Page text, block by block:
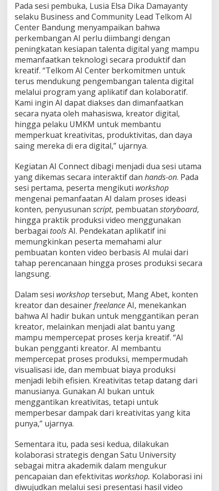
r
e
t
o
r
d
a
n
U
M
K
M
B
a
n
g
n
C
o
n
t
e
n
t
E
n
g
n
Pada sesi pembuka, Lusia Elsa Dika Damayanty
selaku Business and Community Lead Telkom AI
Center Bandung menyampaikan bahwa
perkembangan AI perlu diimbangi dengan
peningkatan kesiapan talenta digital yang mampu
memanfaatkan teknologi secara produktif dan
kreatif. “Telkom AI Center berkomitmen untuk
terus mendukung pengembangan talenta digital
melalui program yang aplikatif dan kolaboratif.
Kami ingin AI dapat diakses dan dimanfaatkan
secara nyata oleh mahasiswa, kreator digital,
hingga pelaku UMKM untuk membantu
memperkuat kreativitas, produktivitas, dan daya
saing mereka di era digital,” ujarnya.
Kegiatan AI Connect dibagi menjadi dua sesi utama
yang dikemas secara interaktif dan hands-on. Pada
sesi pertama, peserta mengikuti workshop
mengenai pemanfaatan AI dalam proses ideasi
konten, penyusunan script, pembuatan storyboard,
hingga praktik produksi video menggunakan
berbagai toolsAI. Pendekatan aplikatif ini
memungkinkan peserta memahami alur
pembuatan konten video berbasis AI mulai dari
tahap perencanaan hingga proses produksi secara
langsung.
Dalam sesi workshoptersebut, Mang Abet, konten
kreator dan desainerfreelanceAI, menekankan
bahwa AI hadir bukan untuk menggantikan peran
kreator, melainkan menjadi alat bantu yang
mampu mempercepat proses kerja kreatif. “AI
bukan pengganti kreator. AI membantu
mempercepat proses produksi, mempermudah
visualisasi ide, dan membuat biaya produksi
menjadi lebih efisien. Kreativitas tetap datang dari
manusianya. Gunakan AI bukan untuk
menggantikan kreativitas, tetapi untuk
memperbesar dampak dari kreativitas yang kita
punya,” ujarnya.
Sementara itu, pada sesi kedua, dilakukan
kolaborasi strategis dengan Satu University
sebagai mitra akademik dalam mengukur
pencapaian dan efektivitas workshop. Kolaborasi ini
diwujudkan melalui sesi presentasi hasil video